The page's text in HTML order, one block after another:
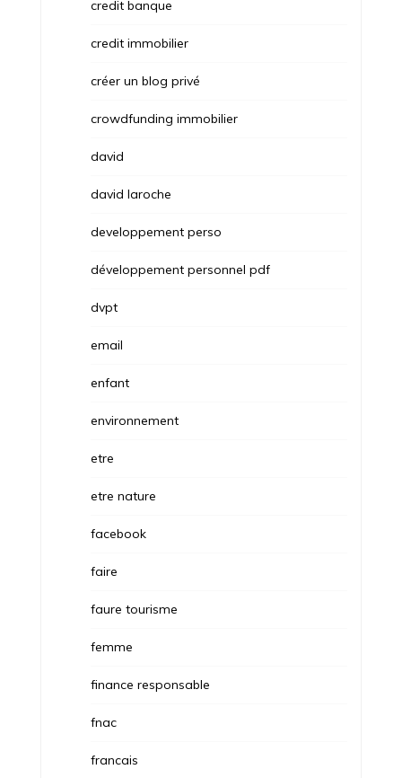
credit banque
credit immobilier
créer un blog privé
crowdfunding immobilier
david
david laroche
developpement perso
développement personnel pdf
dvpt
email
enfant
environnement
etre
etre nature
facebook
faire
faure tourisme
femme
finance responsable
fnac
francais